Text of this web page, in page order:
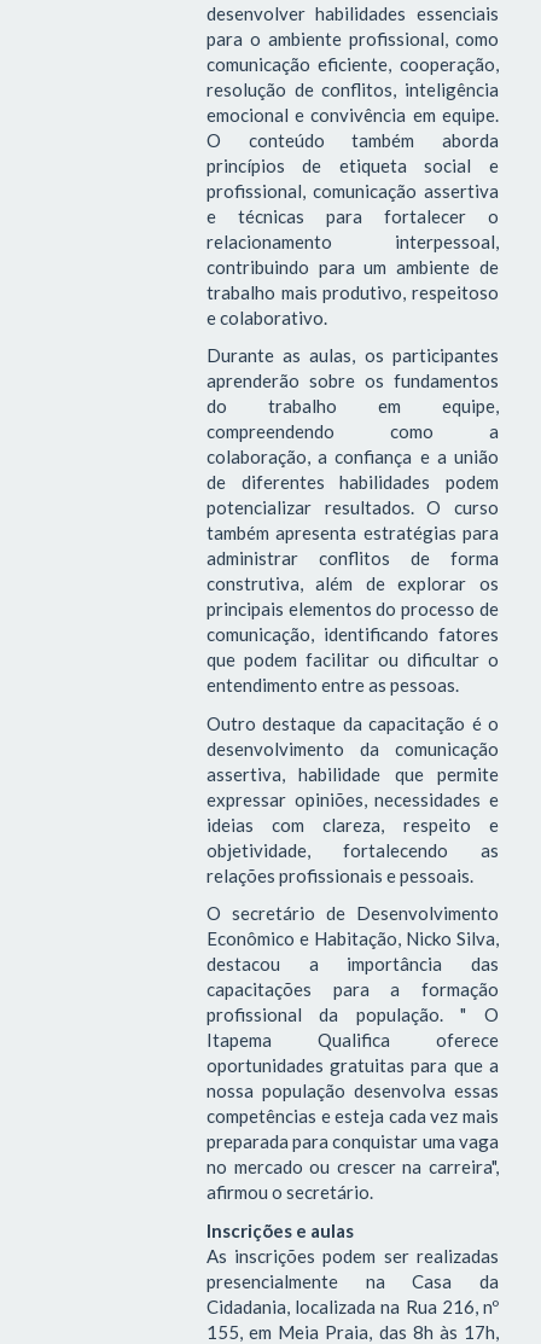
desenvolver habilidades essenciais
para o ambiente profissional, como
comunicação eficiente, cooperação,
resolução de conflitos, inteligência
emocional e convivência em equipe.
O conteúdo também aborda
princípios de etiqueta social e
profissional, comunicação assertiva
e técnicas para fortalecer o
relacionamento interpessoal,
contribuindo para um ambiente de
trabalho mais produtivo, respeitoso
e colaborativo.
Durante as aulas, os participantes
aprenderão sobre os fundamentos
do trabalho em equipe,
compreendendo como a
colaboração, a confiança e a união
de diferentes habilidades podem
potencializar resultados. O curso
também apresenta estratégias para
administrar conflitos de forma
construtiva, além de explorar os
principais elementos do processo de
comunicação, identificando fatores
que podem facilitar ou dificultar o
entendimento entre as pessoas.
Outro destaque da capacitação é o
desenvolvimento da comunicação
assertiva, habilidade que permite
expressar opiniões, necessidades e
ideias com clareza, respeito e
objetividade, fortalecendo as
relações profissionais e pessoais.
O secretário de Desenvolvimento
Econômico e Habitação, Nicko Silva,
destacou a importância das
capacitações para a formação
profissional da população. " O
Itapema Qualifica oferece
oportunidades gratuitas para que a
nossa população desenvolva essas
competências e esteja cada vez mais
preparada para conquistar uma vaga
no mercado ou crescer na carreira",
afirmou o secretário.
Inscrições e aulas
As inscrições podem ser realizadas
presencialmente na Casa da
Cidadania, localizada na Rua 216, nº
155, em Meia Praia, das 8h às 17h,